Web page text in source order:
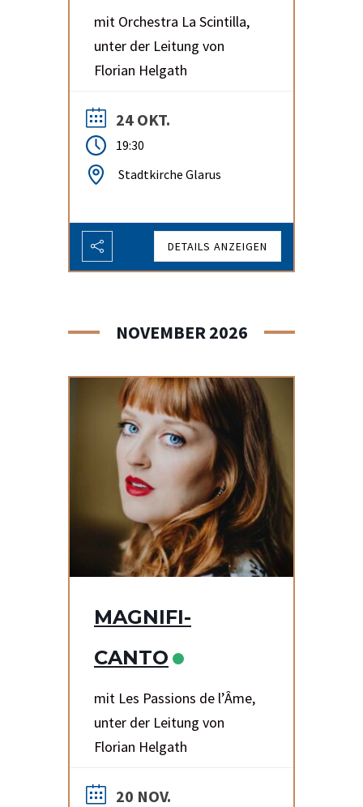
mit Orchestra La Scintilla,
unter der Leitung von
Florian Helgath
24 OKT.
19:30
Stadtkirche Glarus
DETAILS ANZEIGEN
NOVEMBER 2026
MAGNIFI-
CANTO
mit Les Passions de l’Âme,
unter der Leitung von
Florian Helgath
20 NOV.